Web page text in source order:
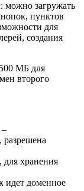
можно загружать
пунктов
для
создания
МБ для
второго
–
разрешена
для хранения
идет доменное